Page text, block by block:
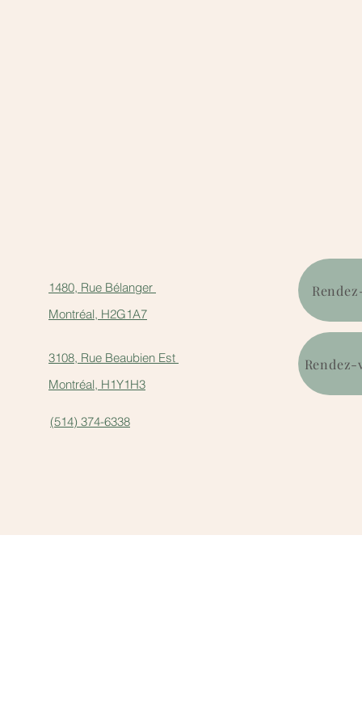
1480, Rue Bélanger
Montréal, H2G1A7
(514) 374-6338
3108, Rue Beaubien Est
Montréal, H1Y1H3